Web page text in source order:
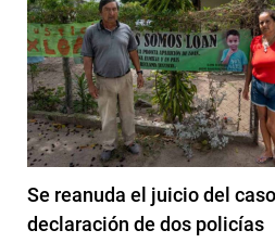
Se reanuda el juicio del
declaración de dos policías